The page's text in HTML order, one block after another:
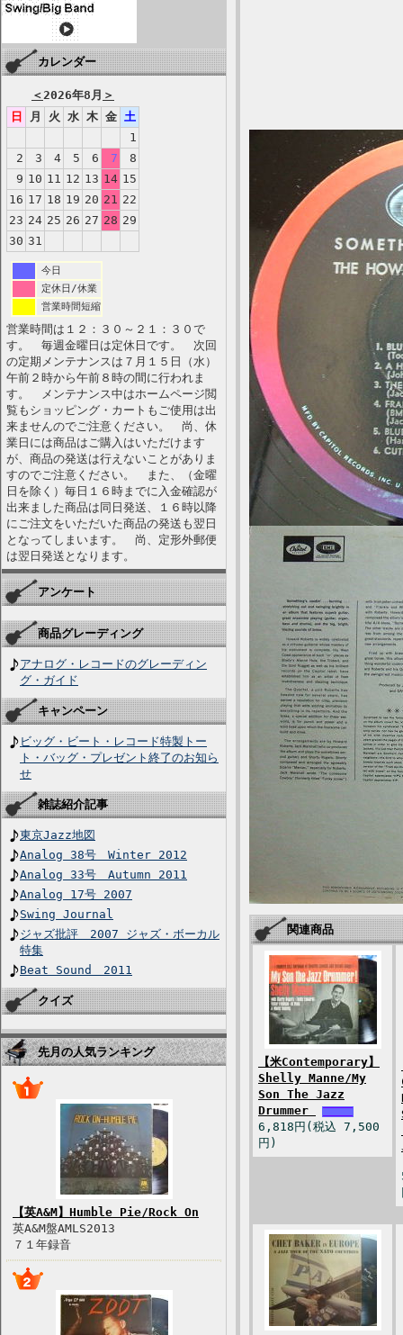
カレンダー
＜2026年8月 ＞
日
月 火 水 木 金 土
1
2
3 4 5 6 7
8
9 10 11 12 13 14 15
16 17 18 19 20 21 22
23 24 25 26 27 28 29
30 31
今日
定休日/休業
営業時間短縮
営業時間は１２：３０～２１：３０で
す。 毎週金曜日は定休日です。 次回
の定期メンテナンスは７月１５日（水）
午前２時から午前８時の間に行われま
す。 メンテナンス中はホームページ閲
覧もショッピング・カートもご使用は出
来ませんのでご注意ください。 尚、休
業日には商品はご購入はいただけます
が、商品の発送は行えないことがありま
すのでご注意ください。 また、（金曜
日を除く）毎日１６時までに入金確認が
出来ました商品は同日発送、１６時以降
にご注文をいただいた商品の発送も翌日
となってしまいます。 尚、定形外郵便
は翌日発送となります。
アンケート
商品グレーディング
アナログ・レコードのグレーディン
グ・ガイド
キャンペーン
ビッグ・ビート・レコード特製トー
ト・バッグ・プレゼント終了のお知ら
せ
雑誌紹介記事
東京Jazz地図
Analog 38号 Winter 2012
Analog 33号 Autumn 2011
Analog 17号 2007
Swing Journal
ジャズ批評 2007 ジャズ・ボーカル
特集
Beat Sound 2011
クイズ
先月の人気ランキング
【英A&M】Humble Pie/Rock On
英A&M盤AMLS2013
７１年録音
関連商品
【米Contemporary】
Shelly Manne/My
Son The Jazz
Drummer
6,818円(税込 7,500
円)